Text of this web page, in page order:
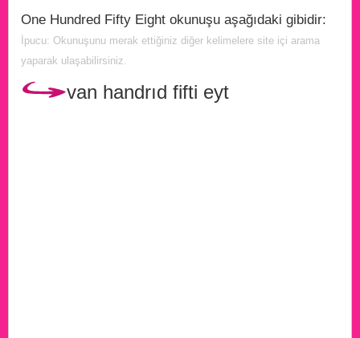
One Hundred Fifty Eight okunuşu aşağıdaki gibidir:
İpucu: Okunuşunu merak ettiğiniz diğer kelimelere site içi arama
yaparak ulaşabilirsiniz.
van handrıd fifti eyt